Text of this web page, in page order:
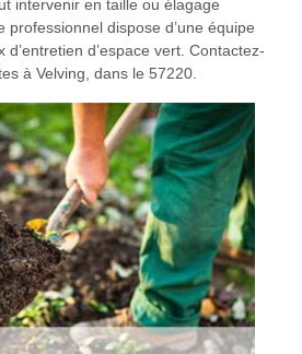
intervenir en taille ou élagage
dispose d’une équipe
d’espace vert. Contactez-
à Velving, dans le 57220.